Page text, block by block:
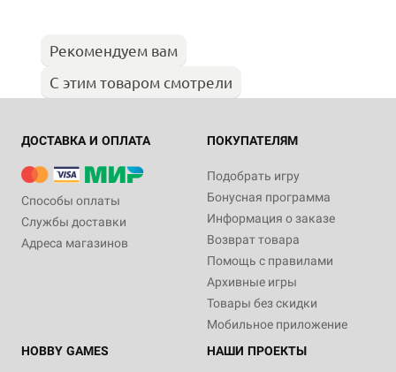
Рекомендуем вам
С этим товаром смотрели
ДОСТАВКА И ОПЛАТА
Способы оплаты
Службы доставки
Адреса магазинов
ПОКУПАТЕЛЯМ
Подобрать игру
Бонусная программа
Информация о заказе
Возврат товара
Помощь с правилами
Архивные игры
Товары без скидки
Мобильное приложение
HOBBY GAMES
НАШИ ПРОЕКТЫ